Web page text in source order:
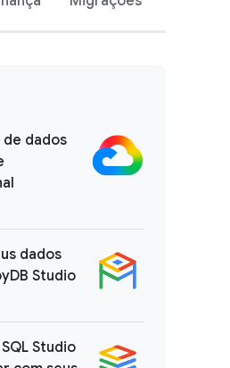
dados
dados
Studio
Studio